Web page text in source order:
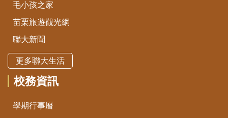
毛小孩之家
苗栗旅遊觀光網
聯大新聞
更多聯大生活
校務資訊
學期行事曆